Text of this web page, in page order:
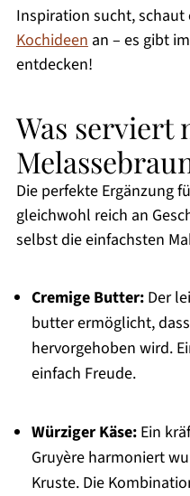
Inspiration sucht, schaut
Kochideenan – es gibt
entdecken!
Was serviert
Die perfekte Ergänzung
gleichwohl reich an
selbst die einfachsten
Cremige Butter:Der
butter ermöglicht,
hervorgehoben wird.
einfach Freude.
Würziger Käse:Ein
Gruyère harmoniert
Kruste. Die